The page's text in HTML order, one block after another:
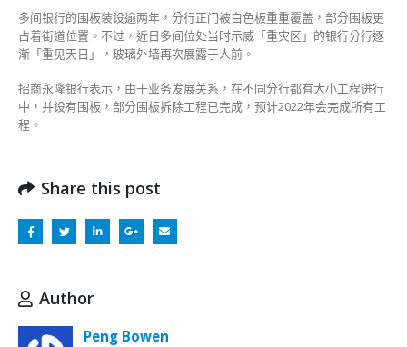
全
拆
除〉
中
多间银行的围板装设逾两年，分行正门被白色板重重覆盖，部分围板更
占着街道位置。不过，近日多间位处当时示威「重灾区」的银行分行逐
渐「重见天日」，玻璃外墙再次展露于人前。
招商永隆银行表示，由于业务发展关系，在不同分行都有大小工程进行
中，并设有围板，部分围板拆除工程已完成，预计2022年会完成所有工
程。
Share this post
Author
Peng Bowen